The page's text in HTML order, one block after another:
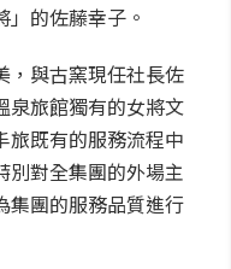
的佐藤幸子。
，與古窯現任社長佐
泉旅館獨有的女將文
旅既有的服務流程中
別對全集團的外場主
集團的服務品質進行